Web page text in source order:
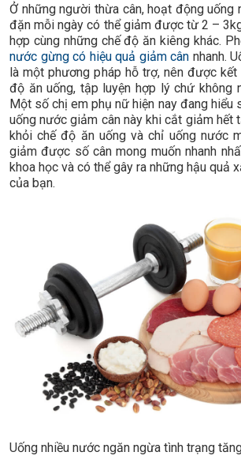
Ở những người thừa cân, hoạt động uống
đặn mỗi ngày có thể giảm được từ 2 –
hợp cùng những chế độ ăn kiêng khác.
nước gừng có hiệu quả giảm cân nhanh.
là một phương pháp hỗ trợ, nên được
độ ăn uống, tập luyện hợp lý chứ không
Một số chị em phụ nữ hiện nay đang hiểu
uống nước giảm cân này khi cắt giảm hết
khỏi chế độ ăn uống và chỉ uống nước
giảm được số cân mong muốn nhanh
khoa học và có thể gây ra những hậu quả
của bạn.
Uống nhiều nước ngăn ngừa tình trạng